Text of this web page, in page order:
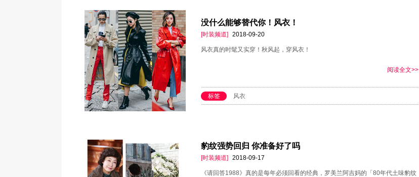
没什么能够替代你！风衣！
[时装频道] 2018-09-20
风衣真的时髦又实穿！秋风起，穿风衣！
阅读全文>>
标签 风衣
豹纹强势回归 你准备好了吗
[时装频道] 2018-09-17
《请回答1988》真的是每年必须回看的经典，罗美兰阿吉妈的「80年代土味豹纹